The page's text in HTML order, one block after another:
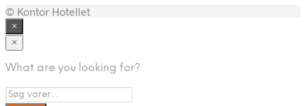
© Kontor Hotellet
×
×
What are you looking for?